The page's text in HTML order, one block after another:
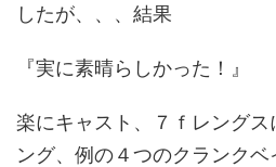
したが、、、結果
『実に素晴らしかった！』
楽にキャスト、７ｆレングス
ング、例の４つのクランク